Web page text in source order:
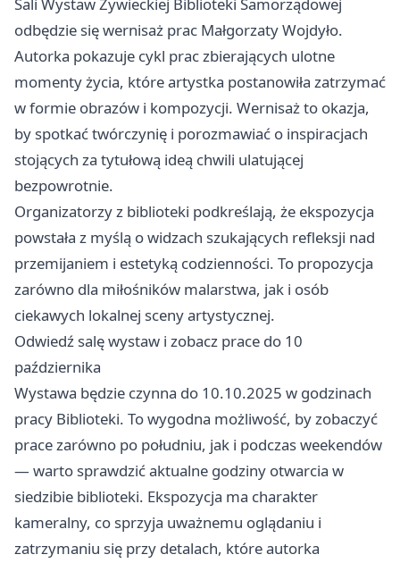
Sali Wystaw Żywieckiej Biblioteki Samorządowej
odbędzie się wernisaż prac Małgorzaty Wojdyło.
Autorka pokazuje cykl prac zbierających ulotne
momenty życia, które artystka postanowiła zatrzymać
w formie obrazów i kompozycji. Wernisaż to okazja,
by spotkać twórczynię i porozmawiać o inspiracjach
stojących za tytułową ideą chwili ulatującej
bezpowrotnie.
Organizatorzy z biblioteki podkreślają, że ekspozycja
powstała z myślą o widzach szukających refleksji nad
przemijaniem i estetyką codzienności. To propozycja
zarówno dla miłośników malarstwa, jak i osób
ciekawych lokalnej sceny artystycznej.
Odwiedź salę wystaw i zobacz prace do 10
października
Wystawa będzie czynna do 10.10.2025 w godzinach
pracy Biblioteki. To wygodna możliwość, by zobaczyć
prace zarówno po południu, jak i podczas weekendów
— warto sprawdzić aktualne godziny otwarcia w
siedzibie biblioteki. Ekspozycja ma charakter
kameralny, co sprzyja uważnemu oglądaniu i
zatrzymaniu się przy detalach, które autorka